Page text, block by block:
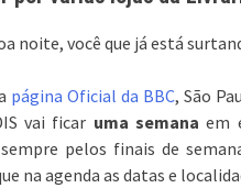
noite, você que já está
página Oficial da BBC, São
vai ficar uma semanaem
pelos finais de
na agenda as datas e